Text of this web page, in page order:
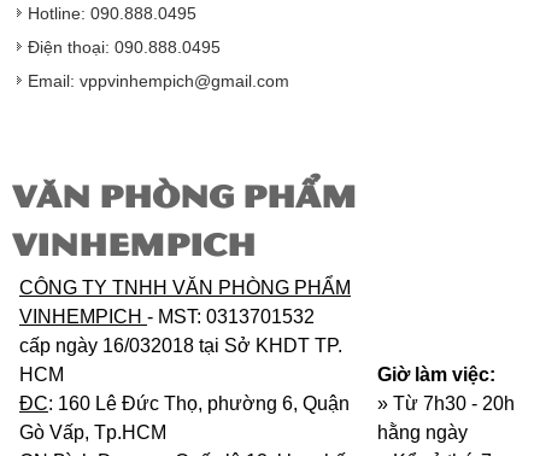
độ bảo hành sản phẩm đối với nhà sản xuất hoặc
nhà nhập khẩu nếu sản phẩm bị lỗi hoặc hỏng hóc
Hotline: 090.888.0495
Điện thoại: 090.888.0495
Email: vppvinhempich@gmail.com
VĂN PHÒNG PHẨM
VINHEMPICH
CÔNG TY TNHH VĂN PHÒNG PHẨM
VINHEMPICH - MST: 0313701532
cấp ngày 16/032018 tại Sở KHDT TP.
HCM
ĐC: 160 Lê Đức Thọ, phường 6, Quận
Gò Vấp, Tp.HCM
Giờ làm việc:
» Từ 7h30 - 20h
hằng ngày